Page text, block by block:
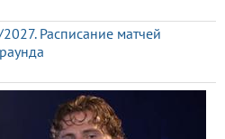
Расписание матчей